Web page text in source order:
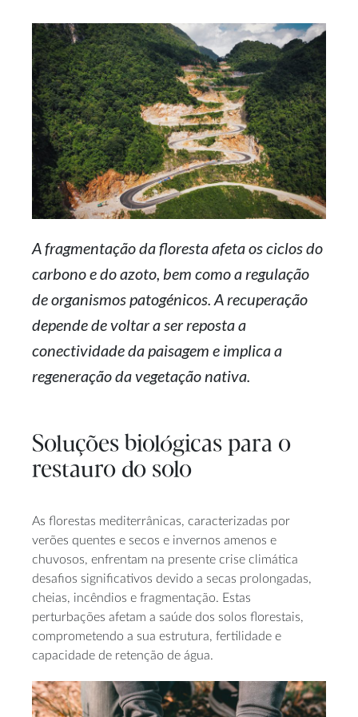
A fragmentação da floresta afeta os ciclos do
carbono e do azoto, bem como a regulação
de organismos patogénicos. A recuperação
depende de voltar a ser reposta a
conectividade da paisagem e implica a
regeneração da vegetação nativa.
Soluções biológicas para o
restauro do solo
As florestas mediterrânicas, caracterizadas por
verões quentes e secos e invernos amenos e
chuvosos, enfrentam na presente crise climática
desafios significativos devido a secas prolongadas,
cheias, incêndios e fragmentação. Estas
perturbações afetam a saúde dos solos florestais,
comprometendo a sua estrutura, fertilidade e
capacidade de retenção de água.